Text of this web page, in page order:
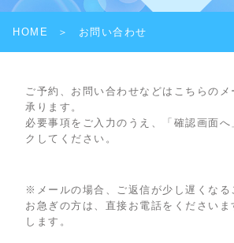
HOME お問い合わせ
ご予約、お問い合わせなどはこちらのメ
承ります。
必要事項をご入力のうえ、「確認画面へ
クしてください。
※メールの場合、ご返信が少し遅くなる
お急ぎの方は、直接お電話をくださいま
します。